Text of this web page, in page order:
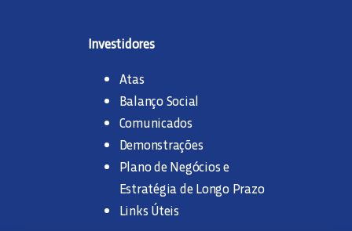
Investidores
Atas
Balanço Social
Comunicados
Demonstrações
Plano de Negócios e
Estratégia de Longo Prazo
Links Úteis